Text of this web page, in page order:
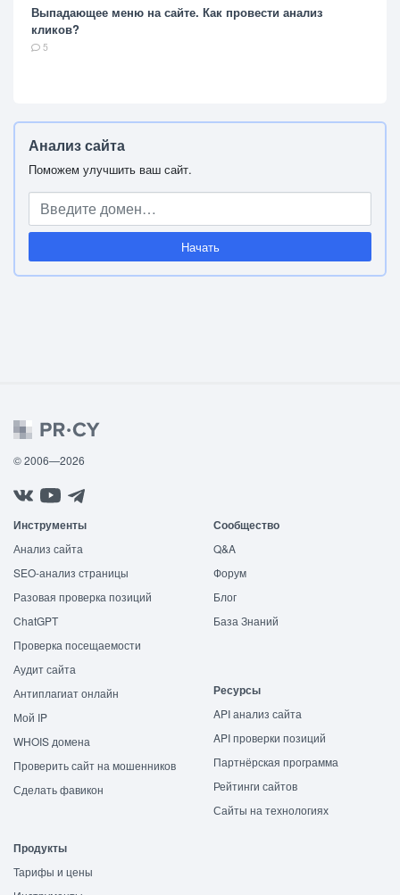
Выпадающее меню на сайте. Как провести анализ
кликов?
5
Анализ сайта
Поможем улучшить ваш сайт.
Начать
© 2006—2026
Инструменты
Анализ сайта
SEO-анализ страницы
Разовая проверка позиций
ChatGPT
Проверка посещаемости
Аудит сайта
Антиплагиат онлайн
Мой IP
WHOIS домена
Проверить сайт на мошенников
Сделать фавикон
Сообщество
Q&A
Форум
Блог
База Знаний
Ресурсы
API анализ сайта
API проверки позиций
Партнёрская программа
Рейтинги сайтов
Сайты на технологиях
Продукты
Тарифы и цены